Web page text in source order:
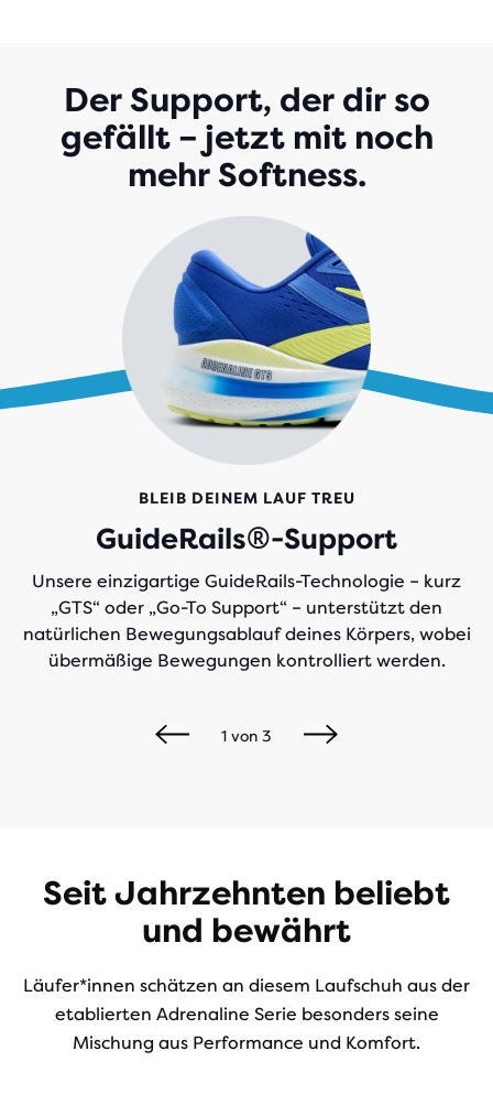
Der Support, der dir so
gefällt – jetzt mit noch
mehr Softness.
BLEIB DEINEM LAUF TREU
GuideRails®-Support
Unsere einzigartige GuideRails-Technologie – kurz
„GTS“ oder „Go-To Support“ – unterstützt den
natürlichen Bewegungsablauf deines Körpers, wobei
übermäßige Bewegungen kontrolliert werden.
1 von 3
Seit Jahrzehnten beliebt
und bewährt
Läufer*innen schätzen an diesem Laufschuh aus der
etablierten Adrenaline Serie besonders seine
Mischung aus Performance und Komfort.